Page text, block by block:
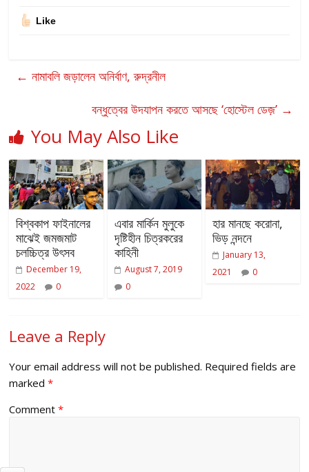
Like
← নামাবলি জড়ালেন অনির্বাণ, রুদ্রনীল
বন্ধুত্বের উদযাপন করতে আসছে ‘হোস্টেল ডেজ়’ →
You May Also Like
বিশ্বকাপ ফাইনালের
মাঝেই জমজমাট
চলচ্চিত্র উৎসব
December 19,
2022
0
এবার মার্কিন মুলুকে
দৃষ্টিহীন চিত্রকরের
কাহিনী
August 7, 2019
0
হার মানছে করোনা,
ভিড় নন্দনে
January 13,
2021
0
Leave a Reply
Your email address will not be published. Required fields are
marked*
Comment*